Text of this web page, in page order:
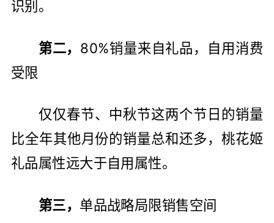
识别。
第二， 80%销量来自礼品，自用消费
受限
仅仅春节、中秋节这两个节日的销量
比全年其他月份的销量总和还多，桃花姬
礼品属性远大于自用属性。
第三， 单品战略局限销售空间